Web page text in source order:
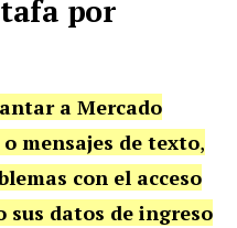
por
a Mercado
mensajes de texto,
con el acceso
datos de ingreso